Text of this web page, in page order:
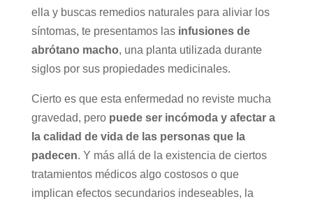
ella y buscas remedios naturales para aliviar los
síntomas, te presentamos las infusiones de
abrótano macho, una planta utilizada durante
siglos por sus propiedades medicinales.
Cierto es que esta enfermedad no reviste mucha
gravedad, pero puede ser incómoda y afectar a
la calidad de vida de las personas que la
padecen. Y más allá de la existencia de ciertos
tratamientos médicos algo costosos o que
implican efectos secundarios indeseables, la